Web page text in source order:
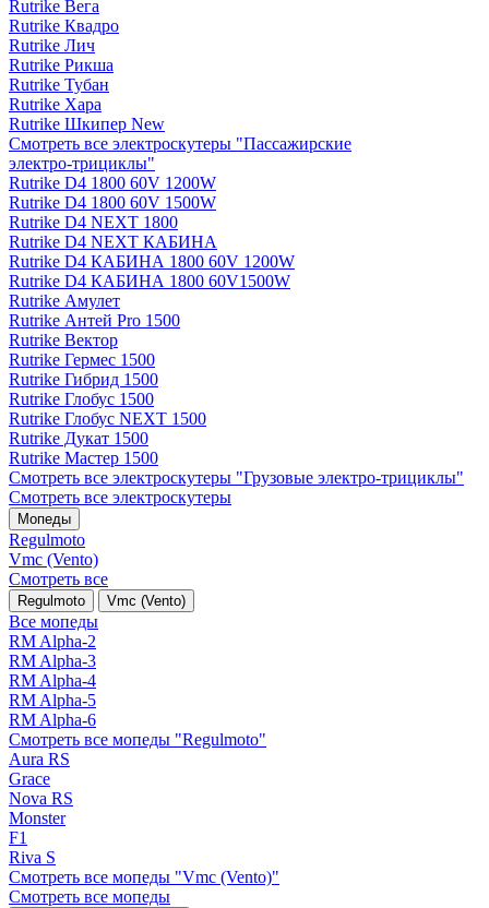
Rutrike Вега
Rutrike Квадро
Rutrike Лич
Rutrike Рикша
Rutrike Тубан
Rutrike Хара
Rutrike Шкипер New
Смотреть все электро­скутеры "Пассажирские
электро‑трициклы"
Rutrike D4 1800 60V 1200W
Rutrike D4 1800 60V 1500W
Rutrike D4 NEXT 1800
Rutrike D4 NEXT КАБИНА
Rutrike D4 КАБИНА 1800 60V 1200W
Rutrike D4 КАБИНА 1800 60V1500W
Rutrike Амулет
Rutrike Антей Pro 1500
Rutrike Вектор
Rutrike Гермес 1500
Rutrike Гибрид 1500
Rutrike Глобус 1500
Rutrike Глобус NEXT 1500
Rutrike Дукат 1500
Rutrike Мастер 1500
Смотреть все электро­скутеры "Грузовые электро‑трициклы"
Смотреть все электро­скутеры
Мопеды
Regulmoto
Vmc (Vento)
Смотреть все
Regulmoto Vmc (Vento)
Все мопеды
RM Alpha-2
RM Alpha-3
RM Alpha-4
RM Alpha-5
RM Alpha-6
Смотреть все мопеды "Regulmoto"
Aura RS
Grace
Nova RS
Monster
F1
Riva S
Смотреть все мопеды "Vmc (Vento)"
Смотреть все мопеды